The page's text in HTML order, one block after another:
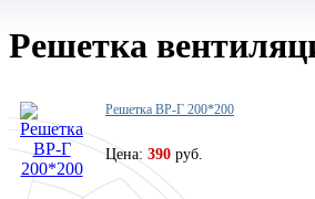
Решетка
Решетка ВР-Г 200*200
Цена: 390 руб.